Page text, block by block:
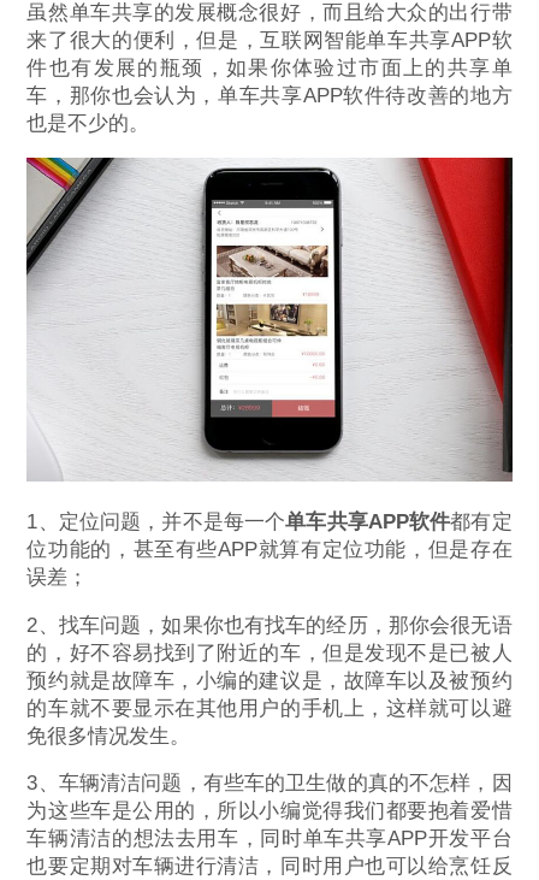
虽然单车共享的发展概念很好，而且给大众的出行带
来了很大的便利，但是，互联网智能单车共享APP软
件也有发展的瓶颈，如果你体验过市面上的共享单
车，那你也会认为，单车共享APP软件待改善的地方
也是不少的。
1、定位问题，并不是每一个单车共享APP软件都有定
位功能的，甚至有些APP就算有定位功能，但是存在
误差；
2、找车问题，如果你也有找车的经历，那你会很无语
的，好不容易找到了附近的车，但是发现不是已被人
预约就是故障车，小编的建议是，故障车以及被预约
的车就不要显示在其他用户的手机上，这样就可以避
免很多情况发生。
3、车辆清洁问题，有些车的卫生做的真的不怎样，因
为这些车是公用的，所以小编觉得我们都要抱着爱惜
车辆清洁的想法去用车，同时单车共享APP开发平台
也要定期对车辆进行清洁，同时用户也可以给烹饪反